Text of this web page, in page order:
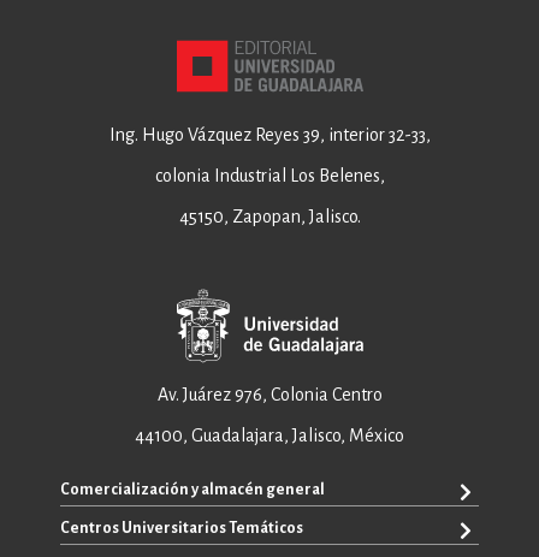
Ing. Hugo Vázquez Reyes 39, interior 32-33,
colonia Industrial Los Belenes,
45150, Zapopan, Jalisco.
Av. Juárez 976, Colonia Centro
44100, Guadalajara, Jalisco, México
Comercialización y almacén general
+52 33 3640 6326
Centros Universitarios Temáticos